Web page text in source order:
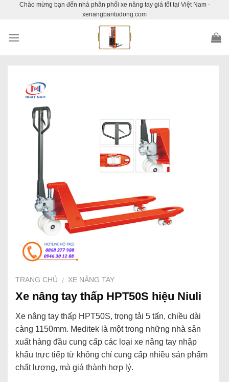
Chào mừng bạn đến nhà phân phối xe nâng tay giá tốt tại Việt Nam -
xenangbantudong.com
TRANG CHỦ / XE NÂNG TAY
Xe nâng tay thấp HPT50S hiệu Niuli
Xe nâng tay thấp HPT50S, trọng tải 5 tấn, chiều dài
càng 1150mm. Meditek là một trong những nhà sản
xuất hàng đầu cung cấp các loại xe nâng tay nhập
khẩu trực tiếp từ không chỉ cung cấp nhiều sản phẩm
chất lượng, mà giá thành hợp lý.